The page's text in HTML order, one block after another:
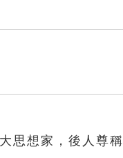
思想家，後人尊